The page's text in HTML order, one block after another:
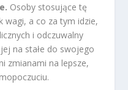
Osoby stosujące tę
wagi, a co za tym idzie,
i odczuwalny
na stałe do swojego
zmianami na lepsze,